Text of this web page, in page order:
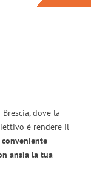
dove la
è rendere il
ansia la tua